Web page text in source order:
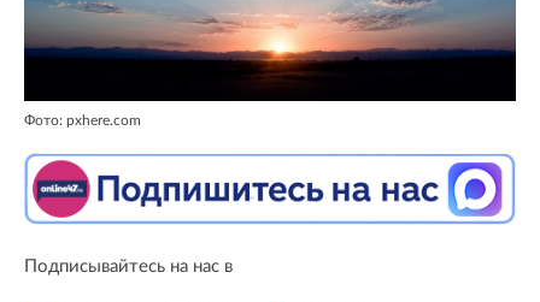
Фото: pxhere.com
Подписывайтесь на нас в